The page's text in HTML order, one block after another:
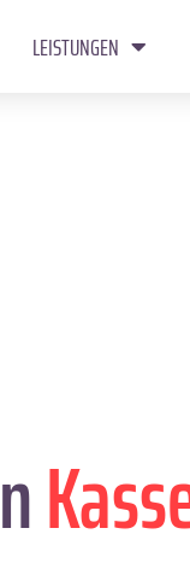
LEISTUNGEN